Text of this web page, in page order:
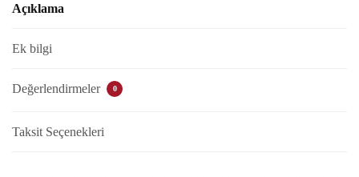
Açıklama
Ek bilgi
Değerlendirmeler 0
Taksit Seçenekleri